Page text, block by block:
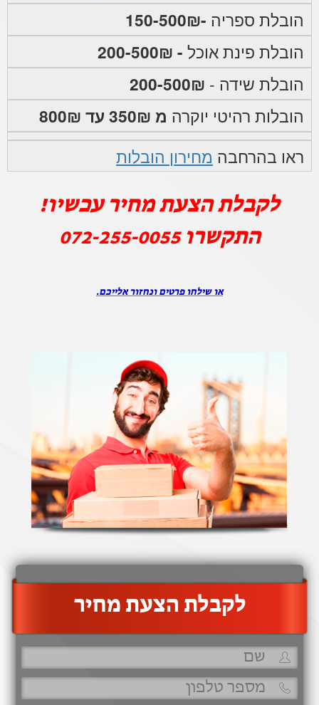
הובלת ספריה -150-500₪
הובלת פינת אוכל - 200-500₪
הובלת שידה - 200-500₪
הובלות רהיטי יוקרה מ 350₪ עד 800₪
ראו בהרחבה מחירון הובלות
לקבלת הצעת מחיר עכשיו!
התקשרו072-255-0055
או שילחו פרטים ונחזור אלייכם.
‫לקבלת הצעת מחיר